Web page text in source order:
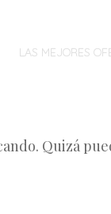
LAS MEJORES
Quizá